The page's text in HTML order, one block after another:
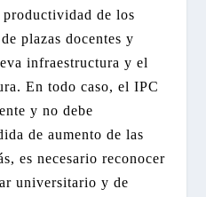
productividad de los
plazas docentes y
infraestructura y el
En todo caso, el IPC
y no debe
de aumento de las
es necesario reconocer
universitario y de